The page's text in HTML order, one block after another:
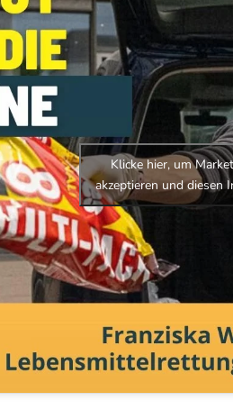
Klicke hier, um
akzeptieren und diesen